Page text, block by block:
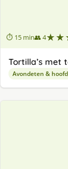
⏱ 15 min👥 4
Tortilla’s met
Avondeten &